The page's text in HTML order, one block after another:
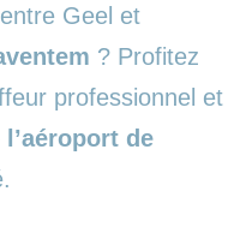
Geel et
? Profitez
professionnel et
l’aéroport de